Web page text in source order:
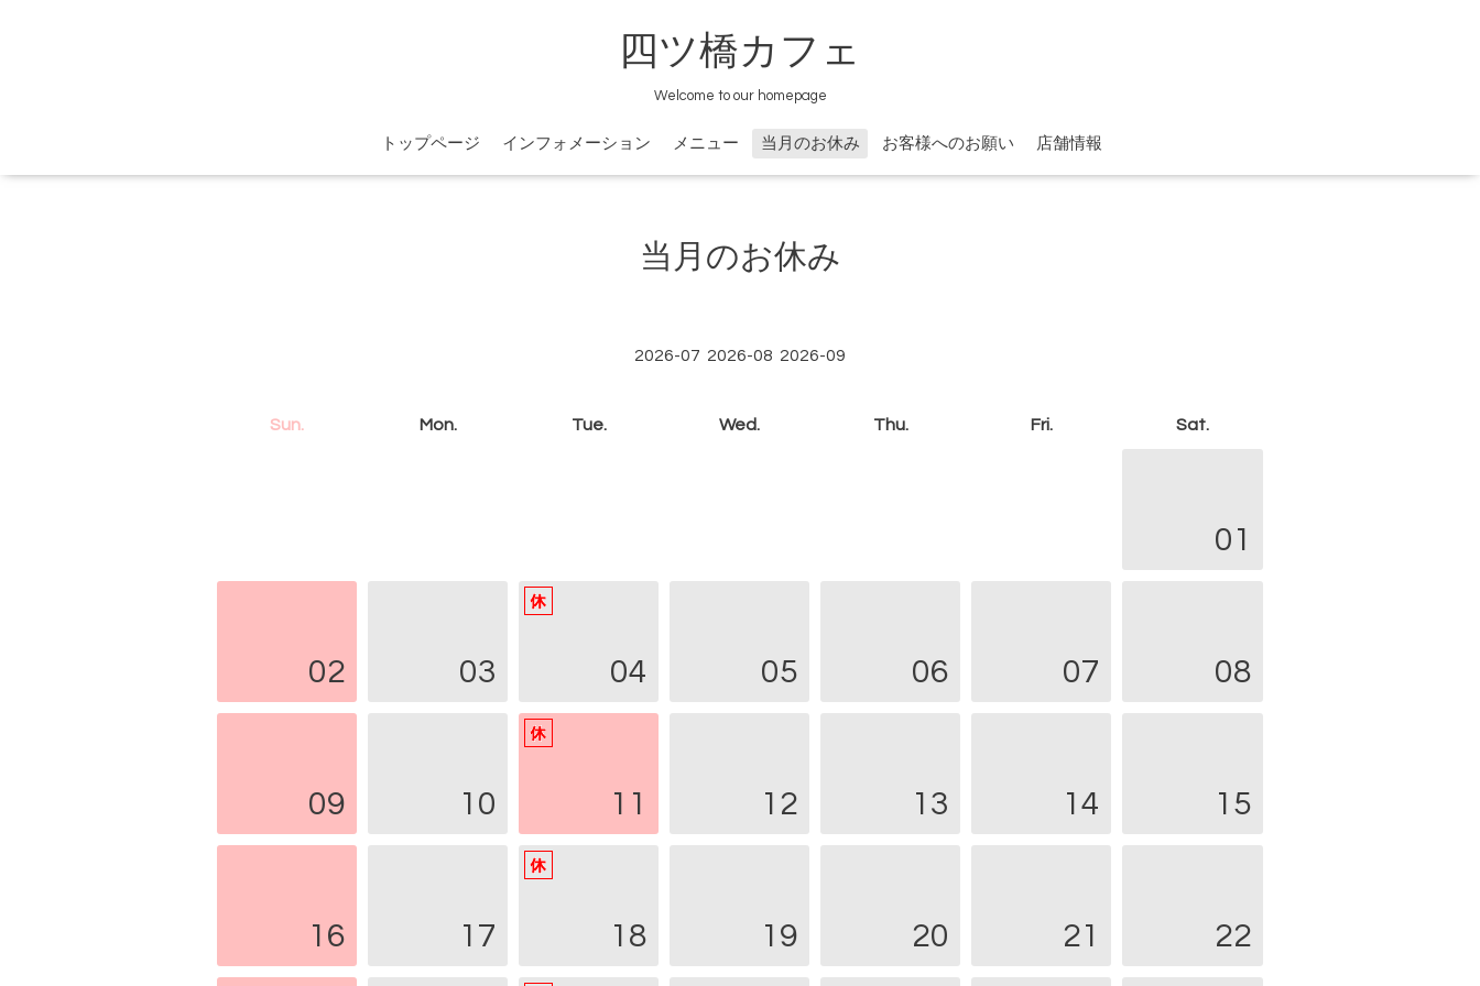
四ツ橋カフェ
Welcome to our homepage
トップページ インフォメーション メニュー 当月のお休み お客様へのお願い 店舗情報
当月のお休み
2026-07 2026-08 2026-09
Sun. Mon. Tue. Wed. Thu. Fri. Sat.
01
02 03 04 05 06 07 08
09 10 11 12 13 14 15
16 17 18 19 20 21 22